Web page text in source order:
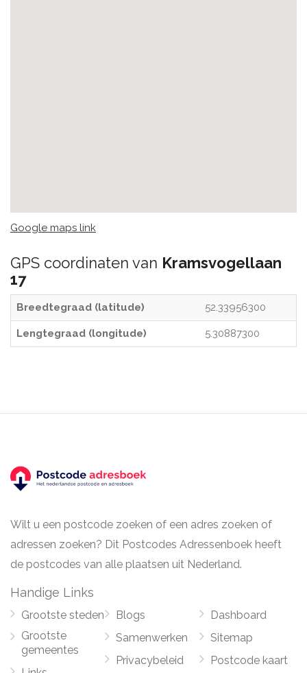
Google maps link
GPS coordinaten van Kramsvogellaan
17
Breedtegraad (latitude) 52.33956300
Lengtegraad (longitude) 5.30887300
Wilt u een postcode zoeken of een adres zoeken of
adressen zoeken? Dit Postcodes Adressenboek heeft
de postcodes van alle plaatsen uit Nederland.
Handige Links
Grootste steden
Grootste
gemeentes
Blogs
Samenwerken
Privacybeleid
Dashboard
Sitemap
Postcode kaart